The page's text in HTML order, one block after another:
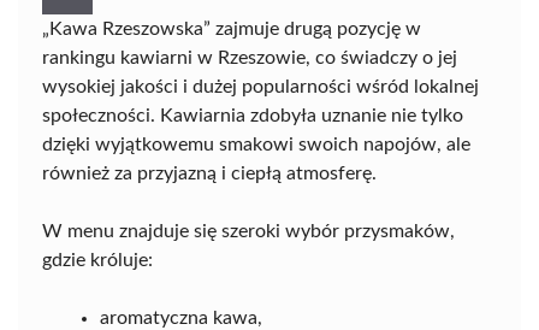
„Kawa Rzeszowska” zajmuje drugą pozycję w
rankingu kawiarni w Rzeszowie, co świadczy o jej
wysokiej jakości i dużej popularności wśród lokalnej
społeczności. Kawiarnia zdobyła uznanie nie tylko
dzięki wyjątkowemu smakowi swoich napojów, ale
również za przyjazną i ciepłą atmosferę.
W menu znajduje się szeroki wybór przysmaków,
gdzie króluje:
aromatyczna kawa,